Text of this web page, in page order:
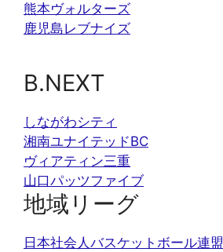
熊本ヴォルターズ
鹿児島レブナイズ
B.NEXT
しながわシティ
湘南ユナイテッドBC
ヴィアティン三重
山口パッツファイブ
地域リーグ
日本社会人バスケットボール連盟